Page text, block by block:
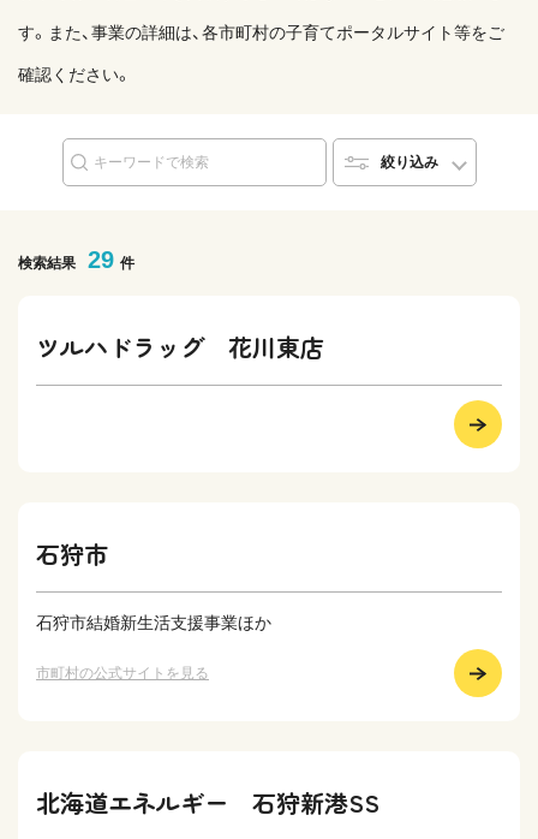
す。また、事業の詳細は、各市町村の子育てポータルサイト等をご
確認ください。
絞り込み
検索結果 29 件
ツルハドラッグ 花川東店
石狩市
石狩市結婚新生活支援事業ほか
市町村の公式サイトを見る
北海道エネルギー 石狩新港SS